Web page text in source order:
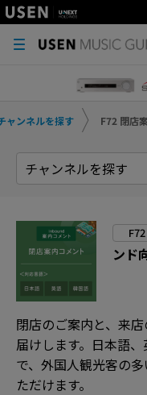
ャンネルを探す F72 閉店
チャンネルを探す
F72
ンド
閉店のご案内と、来
届けします。日本語
で、外国人観光客の
ただけます。